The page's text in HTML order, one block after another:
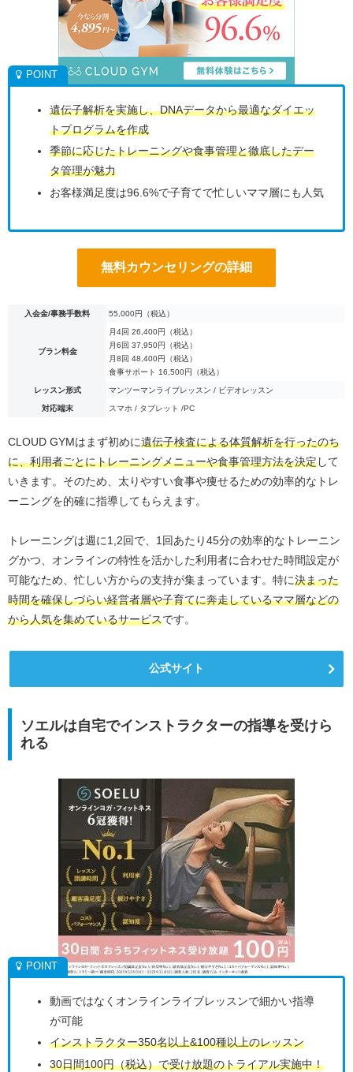
遺伝子解析を実施し、DNAデータから最適なダイエッ
トプログラムを作成
季節に応じたトレーニングや食事管理と徹底したデー
タ管理が魅力
お客様満足度は96.6%で子育てで忙しいママ層にも人気
無料カウンセリングの詳細
入会金/事務手数料 55,000円（税込）
プラン料金
月4回 26,400円（税込）
月6回 37,950円（税込）
月8回 48,400円（税込）
食事サポート 16,500円（税込）
レッスン形式 マンツーマンライブレッスン / ビデオレッスン
対応端末 スマホ / タブレット /PC
CLOUD GYMはまず初めに遺伝子検査による体質解析を行ったのち
に、利用者ごとにトレーニングメニューや食事管理方法を決定して
いきます。そのため、太りやすい食事や痩せるための効率的なトレ
ーニングを的確に指導してもらえます。
トレーニングは週に1,2回で、1回あたり45分の効率的なトレーニン
グかつ、オンラインの特性を活かした利用者に合わせた時間設定が
可能なため、忙しい方からの支持が集まっています。特に決まった
時間を確保しづらい経営者層や子育てに奔走しているママ層などの
から人気を集めているサービスです。
公式サイト
ソエルは自宅でインストラクターの指導を受けら
れる
動画ではなくオンラインライブレッスンで細かい指導
が可能
インストラクター350名以上&100種以上のレッスン
30日間100円（税込）で受け放題のトライアル実施中！